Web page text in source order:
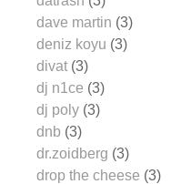
dave martin (3)
deniz koyu (3)
divat (3)
dj n1ce (3)
dj poly (3)
dnb (3)
dr.zoidberg (3)
drop the cheese (3)